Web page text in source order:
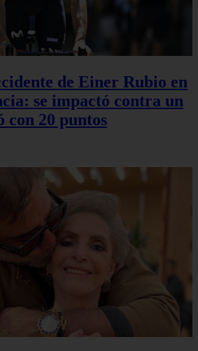
de Einer Rubio en
se impactó contra un
con 20 puntos